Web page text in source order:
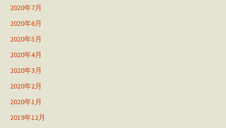
2020年7月
2020年6月
2020年5月
2020年4月
2020年3月
2020年2月
2020年1月
2019年12月